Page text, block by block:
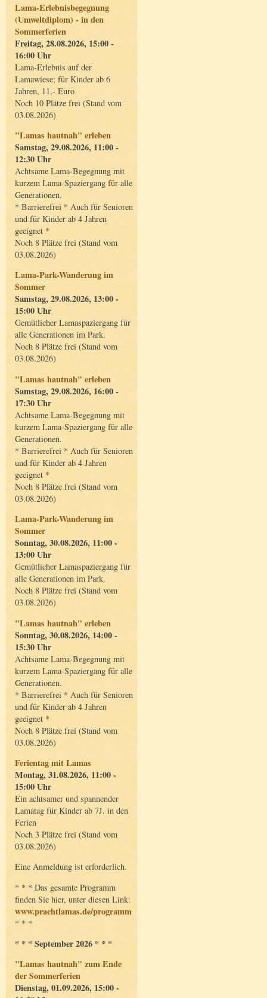
Lama-Erlebnisbegegnung
(Umweltdiplom) - in den
Sommerferien
Freitag, 28.08.2026, 15:00 -
16:00 Uhr
Lama-Erlebnis auf der
Lamawiese; für Kinder ab 6
Jahren, 11,- Euro
Noch 10 Plätze frei (Stand vom
03.08.2026)
"Lamas hautnah" erleben
Samstag, 29.08.2026, 11:00 -
12:30 Uhr
Achtsame Lama-Begegnung mit
kurzem Lama-Spaziergang für alle
Generationen.
* Barrierefrei * Auch für Senioren
und für Kinder ab 4 Jahren
geeignet *
Noch 8 Plätze frei (Stand vom
03.08.2026)
Lama-Park-Wanderung im
Sommer
Samstag, 29.08.2026, 13:00 -
15:00 Uhr
Gemütlicher Lamaspaziergang für
alle Generationen im Park.
Noch 8 Plätze frei (Stand vom
03.08.2026)
"Lamas hautnah" erleben
Samstag, 29.08.2026, 16:00 -
17:30 Uhr
Achtsame Lama-Begegnung mit
kurzem Lama-Spaziergang für alle
Generationen.
* Barrierefrei * Auch für Senioren
und für Kinder ab 4 Jahren
geeignet *
Noch 8 Plätze frei (Stand vom
03.08.2026)
Lama-Park-Wanderung im
Sommer
Sonntag, 30.08.2026, 11:00 -
13:00 Uhr
Gemütlicher Lamaspaziergang für
alle Generationen im Park.
Noch 8 Plätze frei (Stand vom
03.08.2026)
"Lamas hautnah" erleben
Sonntag, 30.08.2026, 14:00 -
15:30 Uhr
Achtsame Lama-Begegnung mit
kurzem Lama-Spaziergang für alle
Generationen.
* Barrierefrei * Auch für Senioren
und für Kinder ab 4 Jahren
geeignet *
Noch 8 Plätze frei (Stand vom
03.08.2026)
Ferientag mit Lamas
Montag, 31.08.2026, 11:00 -
15:00 Uhr
Ein achtsamer und spannender
Lamatag für Kinder ab 7J. in den
Ferien
Noch 3 Plätze frei (Stand vom
03.08.2026)
Eine Anmeldung ist erforderlich.
* * * Das gesamte Programm
finden Sie hier, unter diesen Link:
www.prachtlamas.de/programm
* * *
* * * September 2026 * * *
"Lamas hautnah" zum Ende
der Sommerferien
Dienstag, 01.09.2026, 15:00 -